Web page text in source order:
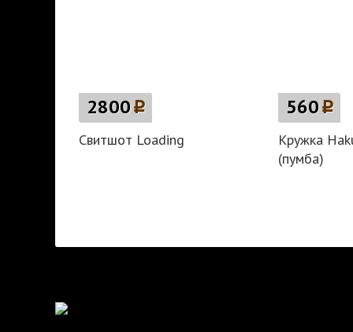
2800p
Свитшот Loading
560p
Кружка
(пумба)